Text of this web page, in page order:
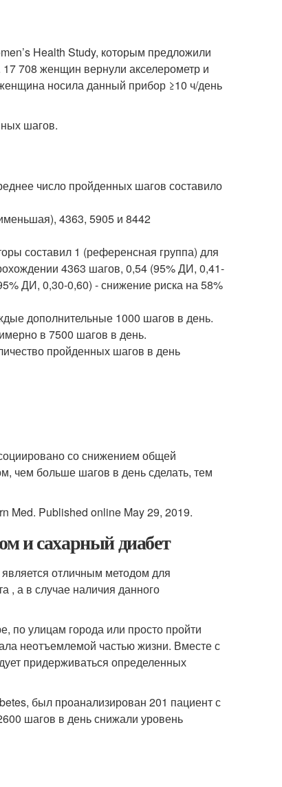
Health Study, которым предложили
708 женщин вернули акселерометр и
носила данный прибор ≥10 ч/день
шагов.
число пройденных шагов составило
4363, 5905 и 8442
составил 1 (референсная группа) для
4363 шагов, 0,54 (95% ДИ, 0,41-
ДИ, 0,30-0,60) - снижение риска на 58%
дополнительные 1000 шагов в день.
в 7500 шагов в день.
пройденных шагов в день
со снижением общей
чем больше шагов в день сделать, тем
Med. Published online May 29, 2019.
и сахарный диабет
отличным методом для
, а в случае наличия данного
по улицам города или просто пройти
неотъемлемой частью жизни. Вместе с
придерживаться определенных
был проанализирован 201 пациент с
шагов в день снижали уровень